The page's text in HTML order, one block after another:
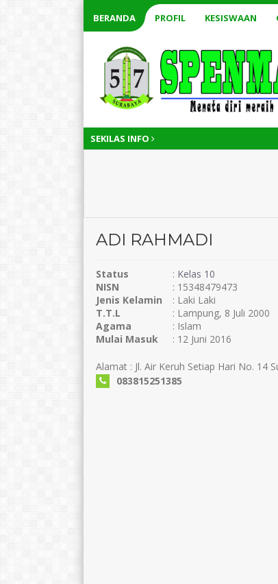
BERANDA PROFIL KESISWAAN
SEKILAS INFO
ADI RAHMADI
Status : Kelas 10
NISN
: 15348479473
Jenis Kelamin
: Laki Laki
T.T.L
: Lampung, 8 Juli 2000
Agama
: Islam
Mulai Masuk
: 12 Juni 2016
Alamat : Jl. Air Keruh Setiap Hari No. 14
083815251385